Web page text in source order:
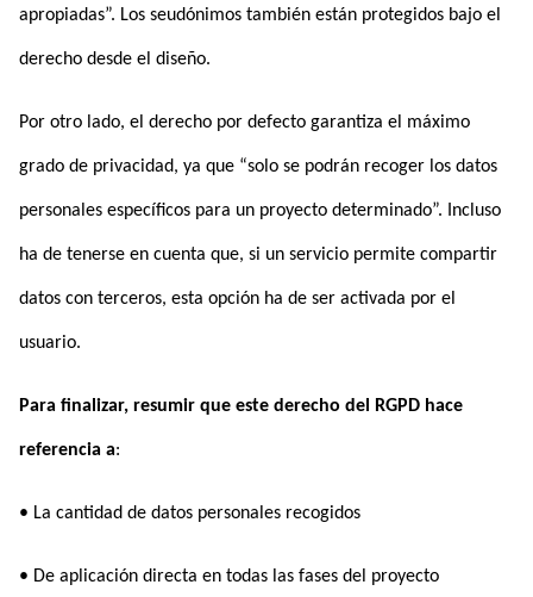
apropiadas”. Los seudónimos también están protegidos bajo el
derecho desde el diseño.
Por otro lado, el derecho por defecto garantiza el máximo
grado de privacidad, ya que “solo se podrán recoger los datos
personales específicos para un proyecto determinado”. Incluso
ha de tenerse en cuenta que, si un servicio permite compartir
datos con terceros, esta opción ha de ser activada por el
usuario.
Para finalizar, resumir que este derecho del RGPD hace
referencia a:
• La cantidad de datos personales recogidos
• De aplicación directa en todas las fases del proyecto